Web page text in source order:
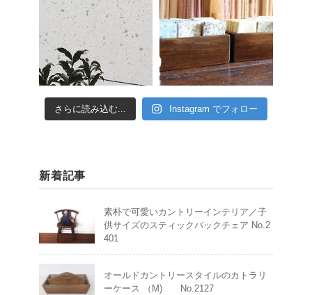
さらに読み込む... Instagram でフォロー
新着記事
素朴で可愛いカントリーインテリア／子
供サイズのスティックバックチェア No.2
401
オールドカントリースタイルのカトラリ
ーケース （M) No.2127